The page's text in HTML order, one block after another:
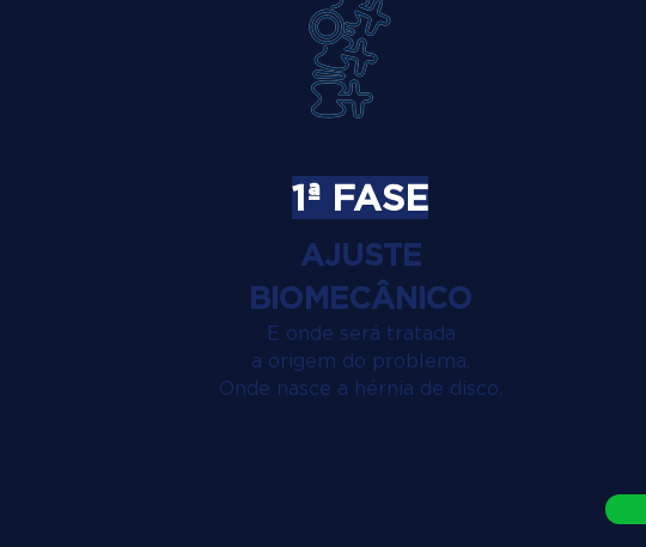
1ª FASE
AJUSTE
BIOMECÂNICO
É onde será tratada
a origem do problema.
Onde nasce a hérnia de disco.